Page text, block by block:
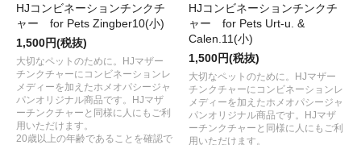
HJコンビネーションチンクチ
ャー for Pets Zingber10(小)
1,500円(税抜)
大切なペットのために。HJマザー
チンクチャーにコンビネーションレ
メディーを加えたホメオパシージャ
パンオリジナル商品です。HJマザ
ーチンクチャーと同様に人にもご利
用いただけます。
20歳以上の年齢であることを確認で
HJコンビネーションチンクチ
ャー for Pets Urt-u. &
Calen.11(小)
1,500円(税抜)
大切なペットのために。HJマザー
チンクチャーにコンビネーションレ
メディーを加えたホメオパシージャ
パンオリジナル商品です。HJマザ
ーチンクチャーと同様に人にもご利
用いただけます。